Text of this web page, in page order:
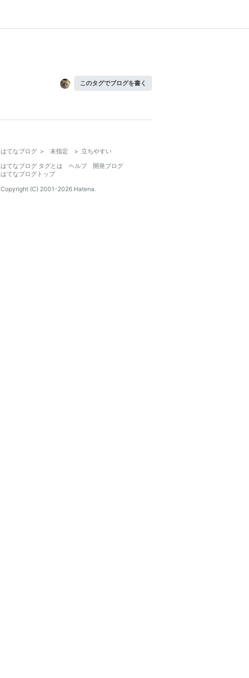
このタグでブログを書く
はてなブログ > 未指定 > 立ちやすい
はてなブログ タグとは
ヘルプ
開発ブログ
はてなブログトップ
Copyright (C) 2001-2026 Hatena.